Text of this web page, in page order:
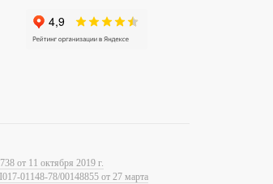
от 11 октября 2019 г.
01148-78/00148855 от 27 марта